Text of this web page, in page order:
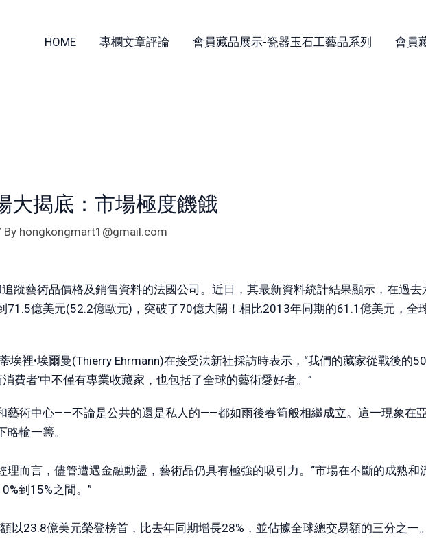
HOME 專欄文章評論 會員藏品展示-瓷器玉石工藝品系列​ 會員
大揭底：市場極度饑餓​
By hongkongmart1@gmail.com
蹤藝術品價格及銷售資料的法國公司。近日，其最新資料統計結果顯示，在過去
71.5億美元(52.2億歐元)，突破了70億大關！相比2013年同期的61.1億美元，全
埃裡•埃爾曼(Thierry Ehrmann)在接受法新社採訪時表示，“我們的藏家從戰後的
費者’中不僅有專業收藏家，也包括了全球的藝術愛好者。”
藝術中心——不論是公共的還是私人的——都如雨後春筍般相繼成立。這一現象在
輸一籌。
理而言，儘管遭遇金融動盪，藝術品仍具有極強的吸引力。“市場在不斷的成熟和
到15%之間。”
以23.8億美元榮登榜首，比去年同期增長28%，並佔據全球總交易額的三分之一。